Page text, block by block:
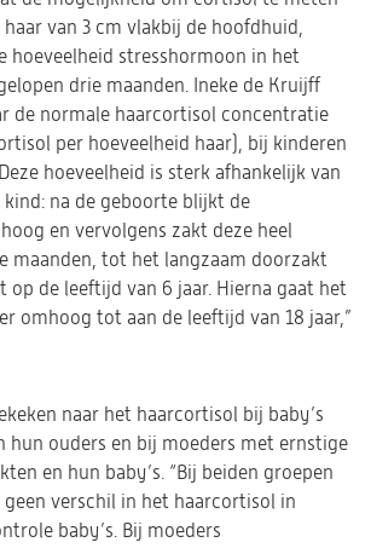
haar van 3 cm vlakbij de hoofdhuid,
hoeveelheid stresshormoon in het
drie maanden. Ineke de Kruijff
de normale haarcortisol concentratie
per hoeveelheid haar), bij kinderen
hoeveelheid is sterk afhankelijk van
na de geboorte blijkt de
en vervolgens zakt deze heel
maanden, tot het langzaam doorzakt
op de leeftijd van 6 jaar. Hierna gaat het
omhoog tot aan de leeftijd van 18 jaar,”
naar het haarcortisol bij baby’s
hun ouders en bij moeders met ernstige
en hun baby’s. “Bij beiden groepen
geen verschil in het haarcortisol in
baby’s. Bij moeders